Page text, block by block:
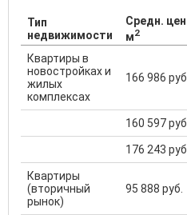
Тип
недвижимости
Средн.
м2
Квартиры в
новостройках и
жилых
комплексах
166 986
160 597
176 243
Квартиры
(вторичный
рынок)
95 888 руб.